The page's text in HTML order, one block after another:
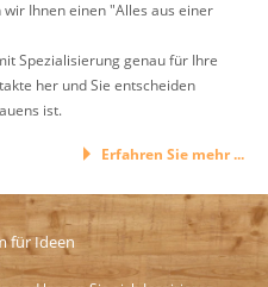
Ihnen einen "Alles aus einer
Spezialisierung genau für Ihre
her und Sie entscheiden
ist.
Erfahren Sie mehr ...
für Ideen